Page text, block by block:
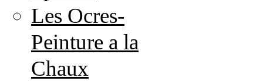
Les Ocres-
Peinture a la
Chaux